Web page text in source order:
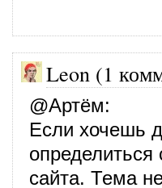
Leon (1
@Артём:
Если хочешь
сайта. Тема